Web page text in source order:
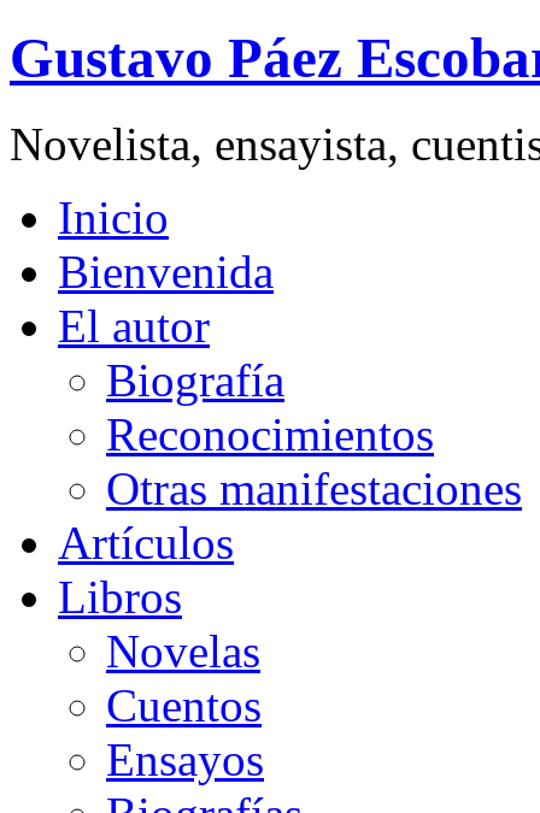
Gustavo Páez
Novelista, ensayista,
Inicio
Bienvenida
El autor
Biografía
Reconocimientos
Otras manifestaciones
Artículos
Libros
Novelas
Cuentos
Ensayos